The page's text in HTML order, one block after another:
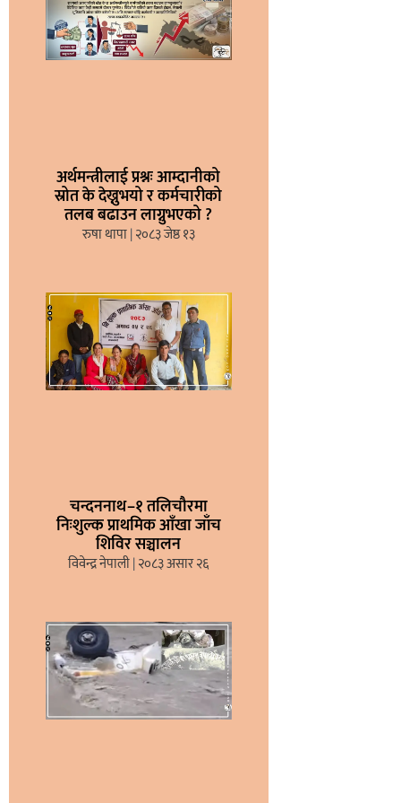
अर्थमन्त्रीलाई प्रश्नः आम्दानीको
स्रोत के देख्नुभयो र कर्मचारीको
तलब बढाउन लाग्नुभएको ?
रुषा थापा २०८३ जेष्ठ १३
चन्दननाथ–१ तलिचौरमा
निःशुल्क प्राथमिक आँखा जाँच
शिविर सञ्चालन
विवेन्द्र नेपाली २०८३ असार २६